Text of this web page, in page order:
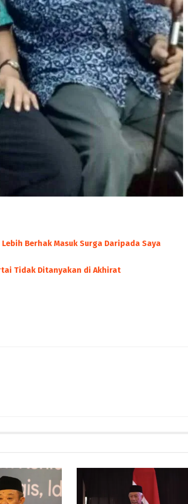
Berhak Masuk Surga Daripada Saya
Tidak Ditanyakan di Akhirat